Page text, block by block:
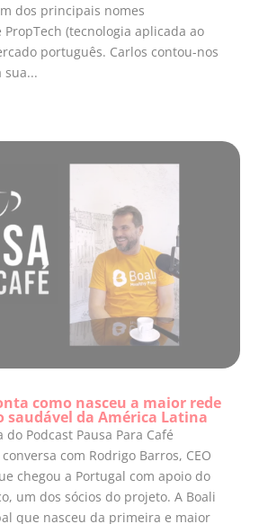
dos principais nomes
(tecnologia aplicada ao
português. Carlos contou-nos
sua...
como nasceu a maior rede
saudável da América Latina
Podcast Pausa Para Café
com Rodrigo Barros, CEO
chegou a Portugal com apoio do
um dos sócios do projeto. A Boali
que nasceu da primeira e maior